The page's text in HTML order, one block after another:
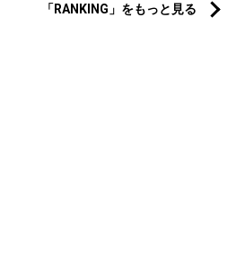
「RANKING」をもっと見る